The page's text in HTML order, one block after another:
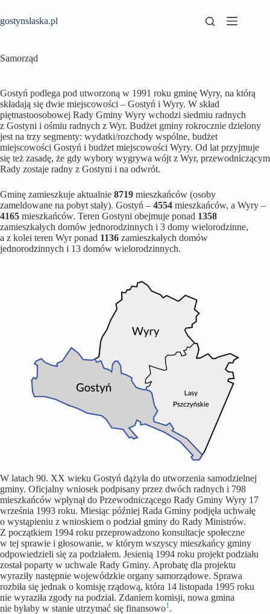
treści
gostynslaska.pl
Samorząd
Gostyń podlega pod utworzoną w 1991 roku gminę Wyry, na którą
składają się dwie miejscowości – Gostyń i Wyry. W skład
piętnastoosobowej Rady Gminy Wyry wchodzi siedmiu radnych
z Gostyni i ośmiu radnych z Wyr. Budżet gminy rokrocznie dzielony
jest na trzy segmenty: wydatki/rozchody wspólne, budżet
miejscowości Gostyń i budżet miejscowości Wyry. Od lat przyjmuje
się też zasadę, że gdy wybory wygrywa wójt z Wyr, przewodniczącym
Rady zostaje radny z Gostyni i na odwrót.
Gminę zamieszkuje aktualnie 8719 mieszkańców (osoby
zameldowane na pobyt stały). Gostyń – 4554 mieszkańców, a Wyry –
4165 mieszkańców. Teren Gostyni obejmuje ponad 1358
zamieszkałych domów jednorodzinnych i 3 domy wielorodzinne,
a z kolei teren Wyr ponad 1136 zamieszkałych domów
jednorodzinnych i 13 domów wielorodzinnych.
W latach 90. XX wieku Gostyń dążyła do utworzenia samodzielnej
gminy. Oficjalny wniosek podpisany przez dwóch radnych i 798
mieszkańców wpłynął do Przewodniczącego Rady Gminy Wyry 17
września 1993 roku. Miesiąc później Rada Gminy podjęła uchwałę
o wystąpieniu z wnioskiem o podział gminy do Rady Ministrów.
Z początkiem 1994 roku przeprowadzono konsultacje społeczne
w tej sprawie i głosowanie, w którym wszyscy mieszkańcy gminy
odpowiedzieli się za podziałem. Jesienią 1994 roku projekt podziału
został poparty w uchwale Rady Gminy. Aprobatę dla projektu
wyraziły następnie wojewódzkie organy samorządowe. Sprawa
rozbiła się jednak o komisję rządową, która 14 listopada 1995 roku
nie wyraziła zgody na podział. Zdaniem komisji, nowa gmina
nie byłaby w stanie utrzymać się finansowo1.